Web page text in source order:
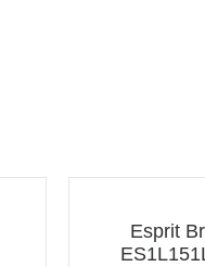
Esprit